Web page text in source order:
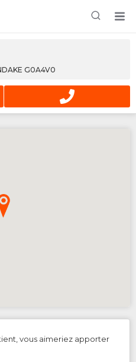
- Entreprise / Rabais /
G0A4V0
vous aimeriez apporter